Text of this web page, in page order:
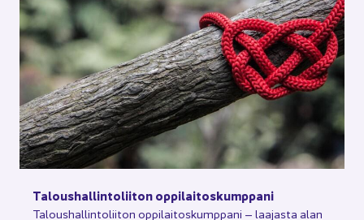
Ta­lous­hal­lin­to­lii­ton op­pi­lai­tos­kump­pa­ni
Ta­lous­hal­lin­to­lii­ton op­pi­lai­tos­kump­pa­ni – laa­jas­ta alan